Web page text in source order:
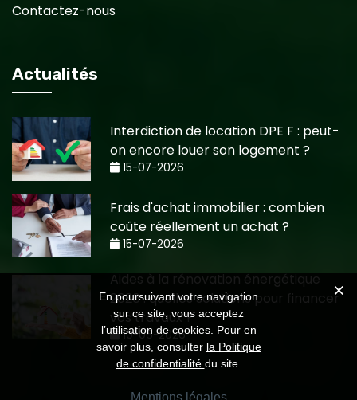
Contactez-nous
Actualités
Interdiction de location DPE F : peut-
on encore louer son logement ?
15-07-2026
Frais d'achat immobilier : combien
coûte réellement un achat ?
15-07-2026
Aides à la rénovation énergétique
2026 : quelles solutions pour financer
vos travaux ?
10-06-2026
En poursuivant votre navigation
sur ce site, vous acceptez
l’utilisation de cookies. Pour en
savoir plus, consulter la Politique
de confidentialité du site.
Mentions légales